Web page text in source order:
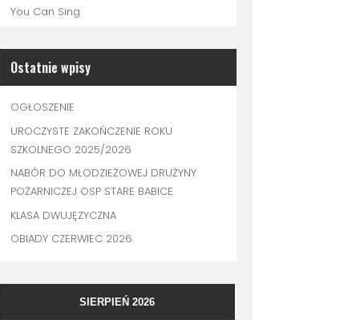
You Can Sing
Ostatnie wpisy
OGŁOSZENIE
UROCZYSTE ZAKOŃCZENIE ROKU
SZKOLNEGO 2025/2026
NABÓR DO MŁODZIEŻOWEJ DRUŻYNY
POŻARNICZEJ OSP STARE BABICE
KLASA DWUJĘZYCZNA
OBIADY CZERWIEC 2026
SIERPIEŃ 2026